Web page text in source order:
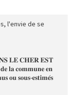
l'envie de se
𝐋𝐄 𝐂𝐇𝐄𝐑 𝐄𝐒𝐓
𝐥𝐚 𝐜𝐨𝐦𝐦𝐮𝐧𝐞 𝐞𝐧
𝐨𝐮 𝐬𝐨𝐮𝐬-𝐞𝐬𝐭𝐢𝐦𝐞́𝐬